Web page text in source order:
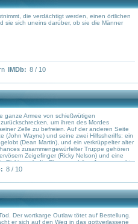
die verdächtigt werden, einen örtlichen
sie sich uneins darüber, ob sie die Männer
IMDb: 8 / 10
ganze Armee von schießwütigen
um ihren des Mordes
Zelle zu befreien. Auf der anderen Seite
(John Wayne) und seine zwei Hilfssheriffs: ein
(Dean Martin), und ein verkrüppelter alter
zusammengewürfelter Truppe gehören
Zeigefinger (Ricky Nelson) und eine
Dickinson), die Chance schöne Augen macht.
8 / 10
Der wortkarge Outlaw tötet auf Bestellung.
er sich auf den Weg in das gottverlassene